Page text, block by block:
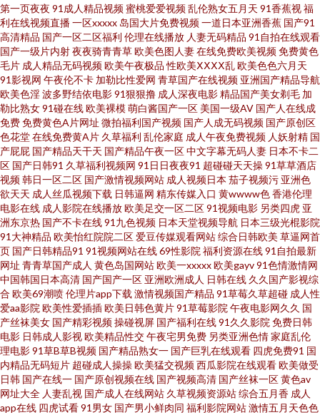
99热超碰在线 久草众合网 97久草热 亚洲天堂午夜涩涩视频 老司机天堂 超碰
人人草人妻 香蕉视频www 精品不卡网 91青娱乐首页 四虎色综合 含羞草网站
AV 91高跟丝袜啪啪 欧美不卡交配视频 波多野吉衣A片 网站黄最新在线浏览
美女被入 www91色天堂 影音先锋福利精品 老司机大香蕉 av天堂吧 日韩国一
级片 国产精区 97超碰人人操人人 日本成人在线播看 久草成人福利导航 91素
人在线 日本AV网站 成人影在线观看 91含羞草网站 欧美另类TS伪娘 成人精品
久久 五月天社区婷婷丁香 麻豆首页官网 wwww色鬼 色色爽成人精品 韩国有
码电影 91九色女神蝌蚪在线 日本黄色网页 东京色视频 91社在线 欧美淫色综
合 福利视频导航大全 在线观看污视频的网站 欧美成人三级 波多野结依玖玖
资源 午夜寂寞影视院 久久精品首页 97超碰碰 日韩欧美精品人妻三区 玖玖大
香蕉网 TS人妖专区 色色九一综合 国产精品视频久久 操逼123首页 婷婷色网
站 韩曰美野外群P 91情趣视频 欧美少妇肏屄 东京热九九综合部 亚洲黄页网址
第一页夜夜 91成人精品视频蜜桃爱爱视频乱伦熟女五月天 91香蕉视福
利在线视频直播一区xxxxx 岛国大片免费视频一道日本亚洲香蕉 国产91
高清精品 国产一区二区福利 伦理在线播放 人妻无码精品 91自拍在线观看
国产一级片内射夜夜骑青青草欧美色图人妻在线免费欧美视频免费黄色
毛片 成人精品无码视频欧美午夜极品 性欧美ⅩⅩⅩⅩ乱欧美色色六月天
91影视网 午夜伦不卡 加勒比性爱网 青草国产在线视频 亚洲国产精品导航
欧美色淫波多野结依电影91狠狠撸 成人深夜电影精品国产美女剃毛 加
勒比熟女91碰在线欧美裸模萌白酱国产一区 美国一级AV 国产人在线成
免费免费黄色A片网址 微拍福利国产视频 国产人成无码视频 国产原创区
色花堂在线免费黄A片 久草福利 乱伦家庭 成人午夜免费视频 人妖射精 国
产屁屁 国产精品天干天 国产精品午夜一区中文字幕无码人妻 日本不卡二
区 国产日韩91 久草福利视频网 91日日夜夜91 超碰碰天天操91草草酒店
视频韩日一区二区 国产激情视频网站 成人视频日本 茄子视频污 亚洲色
欲天天 成人丝瓜视频下载 日韩逼网 精东传媒入口 黄wwww色香港伦理
电影在线 成人影院在线播放欧美足交一区二区91视频电影 另类四虎 亚
洲东京热 国产不卡在线91九色视频 日本天堂视频导航 日本三级光棍影院
91大神精品 欧美怡红院院二区爱豆传媒观看网站综合日韩欧美 草逼网首
页 国产日韩精品91 91视频网站在线69性影院 福利资源在线91自拍最新
网址 青青草国产成人 黄色岛国网站欧美一xxxxx欧美gayv91色情激情网
中国韩国日本高清 国产国产一区 亚洲欧洲成人 日韩在线 久久国产影视综
合 欧美69潮喷伦理片app下载 激情视频国产精品 91草莓久草超碰 成人性
爱aa影院 欧美性爱插插欧美日韩色黄片91草莓影院 午夜电影网久久 国
产丝袜美女 国产精彩视频操碰视屏 国产福利在线91久久影院 免费日韩
电影 日韩成人影视欧美精品性交午夜宅男免费 另类亚洲色情家庭乱伦
理电影91草B草B视频 国产精品熟女一 国产巨乳在线观看 四虎免费91 国
内精品无码短片 超碰成人操操欧美猛交视频西瓜影院在线观看欧美做受
日韩 国产在线一 国产原创视频在线 国产视频高清 国产丝袜一区黄色av
网址大全 人妻乱视 国产成人在线网站 久草视频资源站综合五月香 成人
app在线 四虎试看91男女 国产男小鲜肉同 福利影院网站激情五月天色色